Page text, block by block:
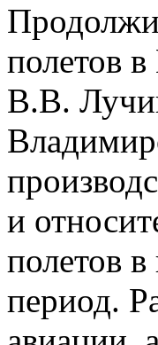
полетов
В.В.
и
полетов
период.